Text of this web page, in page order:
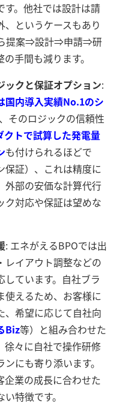
す。他社では設計は請
というケースもあり
提案⇒設計⇒申請⇒研
手間も減ります。
ックと保証オプション:
国内導入実績No.1のシ
そのロジックの信頼性
クトで試算した発電量
も付けられるほどで
保証）、これは精度に
外部の安価な計算代行
ク対応や保証は望めな
: エネがえるBPOでは出
レイアウト調整などの
しています。自社ブラ
使えるため、お客様に
、希望に応じて自社向
Biz等）と組み合わせた
徐々に自社で操作研修
にも寄り添います。
企業の成長に合わせた
特徴です。